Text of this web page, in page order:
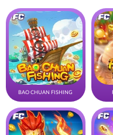
BAO CHUAN FISHING